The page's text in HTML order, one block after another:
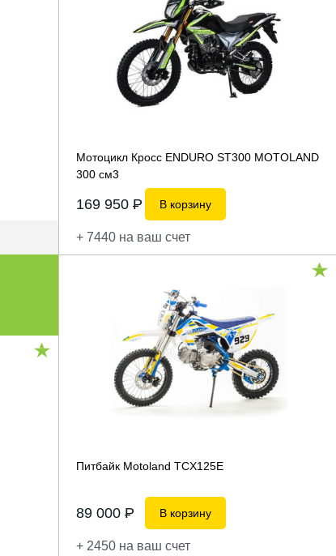
Мотоцикл Кросс ENDURO ST300 MOTOLAND
300 см3
169 950 P В корзину
+ 7440 на ваш счет
Питбайк Motoland ТСX125E
89 000 P В корзину
+ 2450 на ваш счет